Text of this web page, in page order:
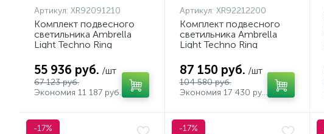
Артикул: XR92091210
Комплект подвесного
светильника Ambrella
Light Techno Ring
C9238, C9242, N8113,
N8133)
55 936 руб. /шт
67 123 руб.
Экономия 11 187 руб.
Артикул: XR92212200
Комплект подвесного
светильника Ambrella
Light Techno Ring
A9226, C9241, C9232,
C9236, C9231, N8126,
N8112)
87 150 руб. /шт
104 580 руб.
Экономия 17 430 руб.
-17% -17%